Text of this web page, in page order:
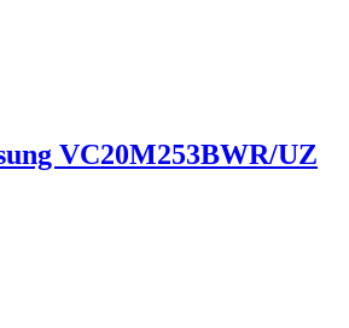
VC20M253BWR/UZ